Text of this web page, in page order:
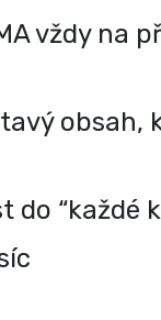
vždy na
obsah,
do “každé